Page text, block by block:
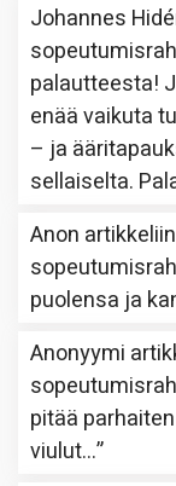
Johannes
palautteesta!
enää vaikuta
– ja
sellaiselta.
Anon artikkeliin
puolensa ja
Anonyymi
pitää
viulut…”